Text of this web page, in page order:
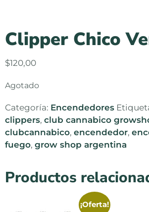
Clipper Chico
$120,00
Agotado
Categoría: Encendedores
clippers, club cannabico
clubcannabico, encendedor,
fuego, grow shop argentina
Productos
¡Oferta!